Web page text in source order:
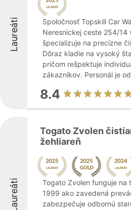
Laureáti
Spoločnosť Topskill Car
Neresnickej ceste 254/14
špecializuje na precízne
Dôraz kladie na vysoký
pričom rešpektuje
zákazníkov. Personál je
8.4
Laureáti
Togato Zvolen
žehliareň
Togato Zvolen funguje na
1999 ako zavedená
zabezpečuje odbornú